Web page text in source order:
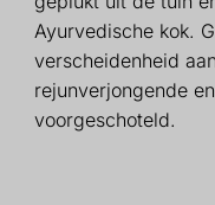
Ayurvedische kok.
verscheidenheid
rejunverjongende
voorgeschoteld.